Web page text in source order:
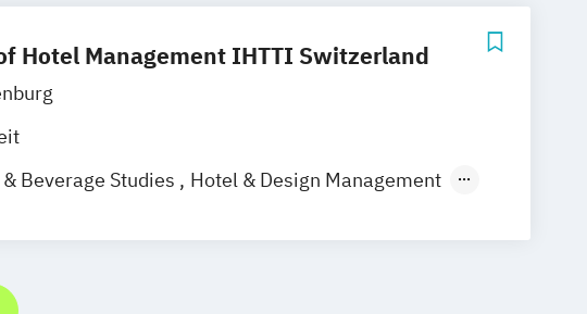
Hotel Management IHTTI Switzerland
& Beverage Studies
Hotel & Design Management
Hotel & Design Management